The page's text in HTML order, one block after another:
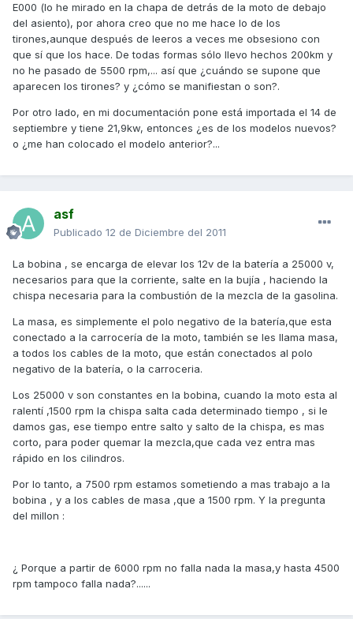
E000 (lo he mirado en la chapa de detrás de la moto de debajo
del asiento), por ahora creo que no me hace lo de los
tirones,aunque después de leeros a veces me obsesiono con
que sí que los hace. De todas formas sólo llevo hechos 200km y
no he pasado de 5500 rpm,... así que ¿cuándo se supone que
aparecen los tirones? y ¿cómo se manifiestan o son?.
Por otro lado, en mi documentación pone está importada el 14 de
septiembre y tiene 21,9kw, entonces ¿es de los modelos nuevos?
o ¿me han colocado el modelo anterior?...
asf
Publicado 12 de Diciembre del 2011
La bobina , se encarga de elevar los 12v de la batería a 25000 v,
necesarios para que la corriente, salte en la bujía , haciendo la
chispa necesaria para la combustión de la mezcla de la gasolina.
La masa, es simplemente el polo negativo de la batería,que esta
conectado a la carrocería de la moto, también se les llama masa,
a todos los cables de la moto, que están conectados al polo
negativo de la batería, o la carroceria.
Los 25000 v son constantes en la bobina, cuando la moto esta al
ralentí ,1500 rpm la chispa salta cada determinado tiempo , si le
damos gas, ese tiempo entre salto y salto de la chispa, es mas
corto, para poder quemar la mezcla,que cada vez entra mas
rápido en los cilindros.
Por lo tanto, a 7500 rpm estamos sometiendo a mas trabajo a la
bobina , y a los cables de masa ,que a 1500 rpm. Y la pregunta
del millon :
¿ Porque a partir de 6000 rpm no falla nada la masa,y hasta 4500
rpm tampoco falla nada?......